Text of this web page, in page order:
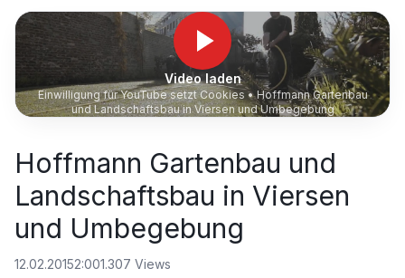
Video laden
Einwilligung für YouTube setzt Cookies •Hoffmann Gartenbau
und Landschaftsbau in Viersen und Umbegebung
Hoffmann Gartenbau und
Landschaftsbau in Viersen
und Umbegebung
12.02.20152:001.307 Views